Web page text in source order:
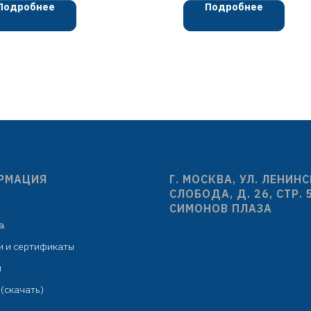
сталь SUS304
L=64 мм, H=130
Подробнее
и сертификаты
Г. МОСКВА, УЛ.
СЛОБОДА, Д. 26, СТР.
СИМОНОВ ПЛАЗА